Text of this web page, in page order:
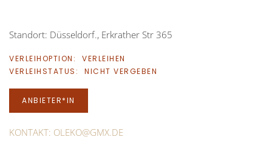
Standort: Düsseldorf., Erkrather Str 365
VERLEIHOPTION:
VERLEIHEN
VERLEIHSTATUS:
NICHT VERGEBEN
ANBIETER*IN
KONTAKT: OLEKO@GMX.DE